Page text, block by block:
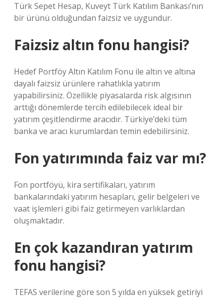
Türk Sepet Hesap, Kuveyt Türk Katılım Bankası’nın
bir ürünü olduğundan faizsiz ve uygundur.
Faizsiz altın fonu hangisi?
Hedef Portföy Altın Katılım Fonu ile altın ve altına
dayalı faizsiz ürünlere rahatlıkla yatırım
yapabilirsiniz. Özellikle piyasalarda risk algısının
arttığı dönemlerde tercih edilebilecek ideal bir
yatırım çeşitlendirme aracıdır. Türkiye’deki tüm
banka ve aracı kurumlardan temin edebilirsiniz.
Fon yatırımında faiz var mı?
Fon portföyü, kira sertifikaları, yatırım
bankalarındaki yatırım hesapları, gelir belgeleri ve
vaat işlemleri gibi faiz getirmeyen varlıklardan
oluşmaktadır.
En çok kazandıran yatırım
fonu hangisi?
TEFAS verilerine göre son 5 yılda en yüksek getiriyi